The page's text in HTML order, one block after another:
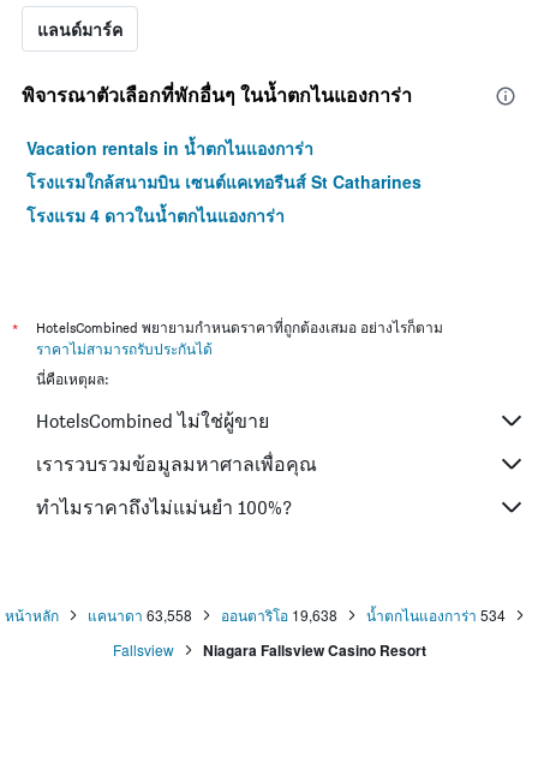
แลนด์มาร์ค
พิจารณาตัวเลือกที่พักอื่นๆ ในน้ำตกไนแองการ่า
Vacation rentals in น้ำตกไนแองการ่า
โรงแรมใกล้สนามบิน เซนต์แคเทอรีนส์ St Catharines
โรงแรม 4 ดาวในน้ำตกไนแองการ่า
*
HotelsCombined พยายามกำหนดราคาที่ถูกต้องเสมอ อย่างไรก็ตาม
ราคาไม่สามารถรับประกันได้
นี่คือเหตุผล:
HotelsCombined ไม่ใช่ผู้ขาย
เรารวบรวมข้อมูลมหาศาลเพื่อคุณ
ทำไมราคาถึงไม่แม่นยำ 100%?
หน้าหลัก แคนาดา 63,558 ออนตาริโอ 19,638 น้ำตกไนแองการ่า 534
Fallsview
Niagara Fallsview Casino Resort